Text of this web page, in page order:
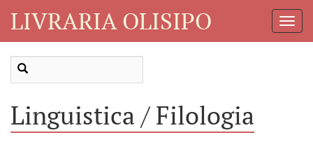
LIVRARIA OLISIPO
Linguistica / Filologia